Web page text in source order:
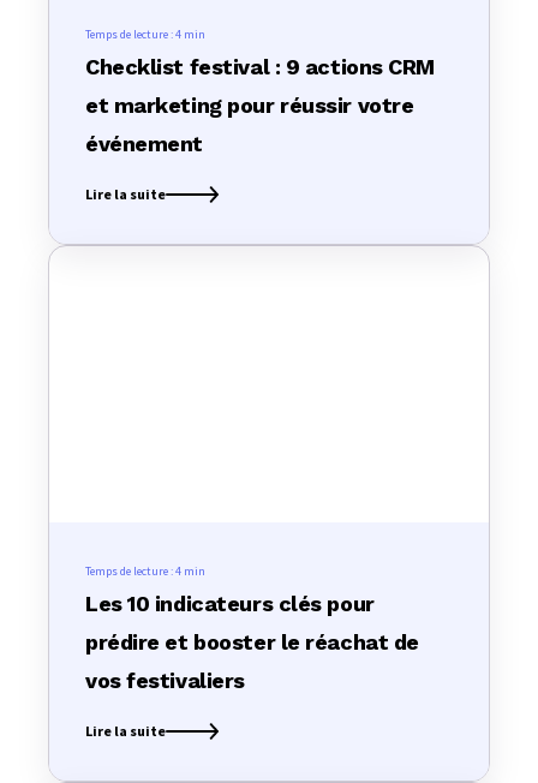
Temps de lecture :4 min
Checklist festival : 9 actions CRM
et marketing pour réussir votre
événement
Lire la suite
Temps de lecture :4 min
Les 10 indicateurs clés pour
prédire et booster le réachat de
vos festivaliers
Lire la suite